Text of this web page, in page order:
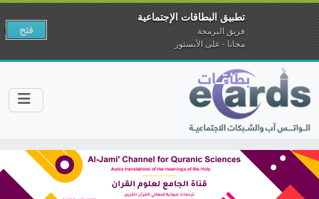
تطبيق البطاقات الإجتماعية
فريق البرمجة
مجانا - على الآبستور
فتح